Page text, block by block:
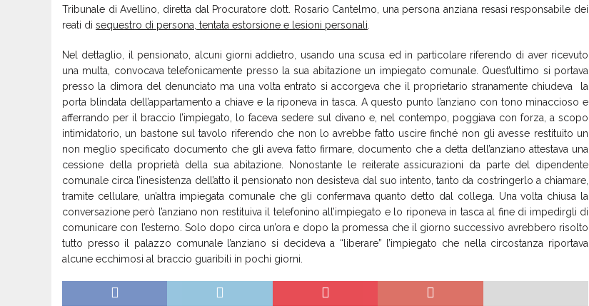
Tribunale di Avellino, diretta dal Procuratore dott. Rosario Cantelmo, una persona anziana resasi responsabile dei
reati di sequestro di persona, tentata estorsione e lesioni personali
Nel dettaglio, il pensionato, alcuni giorni addietro, usando una scusa ed in particolare riferendo di aver ricevuto
una multa, convocava telefonicamente presso la sua abitazione un impiegato comunale. Quest’ultimo si portava
presso la dimora del denunciato ma una volta entrato si accorgeva che il proprietario stranamente chiudeva la
porta blindata dell’appartamento a chiave e la riponeva in tasca. A questo punto l’anziano con tono minaccioso e
afferrando per il braccio l’impiegato, lo faceva sedere sul divano e, nel contempo, poggiava con forza, a scopo
intimidatorio, un bastone sul tavolo riferendo che non lo avrebbe fatto uscire finché non gli avesse restituito un
non meglio specificato documento che gli aveva fatto firmare, documento che a detta dell’anziano attestava una
cessione della proprietà della sua abitazione. Nonostante le reiterate assicurazioni da parte del dipendente
comunale circa l’inesistenza dell’atto il pensionato non desisteva dal suo intento, tanto da costringerlo a chiamare,
tramite cellulare, un’altra impiegata comunale che gli confermava quanto detto dal collega. Una volta chiusa la
conversazione però l’anziano non restituiva il telefonino all’impiegato e lo riponeva in tasca al fine di impedirgli di
comunicare con l’esterno. Solo dopo circa un’ora e dopo la promessa che il giorno successivo avrebbero risolto
tutto presso il palazzo comunale l’anziano si decideva a “liberare” l’impiegato che nella circostanza riportava
alcune ecchimosi al braccio guaribili in pochi giorni.